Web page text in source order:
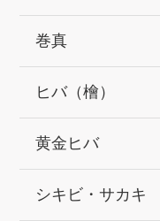
巻真
ヒバ（檜）
黄金ヒバ
シキビ・サカキ